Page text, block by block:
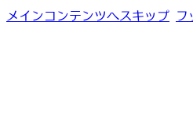
メインコンテンツへスキップ フ